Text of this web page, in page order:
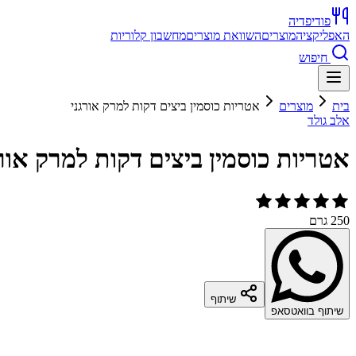
פודיפדיה
האפליקציהמוצריםהשוואת מוצריםמחשבון קלוריות
חיפוש
בית מוצרים
אטריות כוסמין ביצים דקות למרק אורגני
אלב גולד
אטריות כוסמין ביצים דקות למרק
250 גרם
שיתוף בוואטסאפ
שיתוף